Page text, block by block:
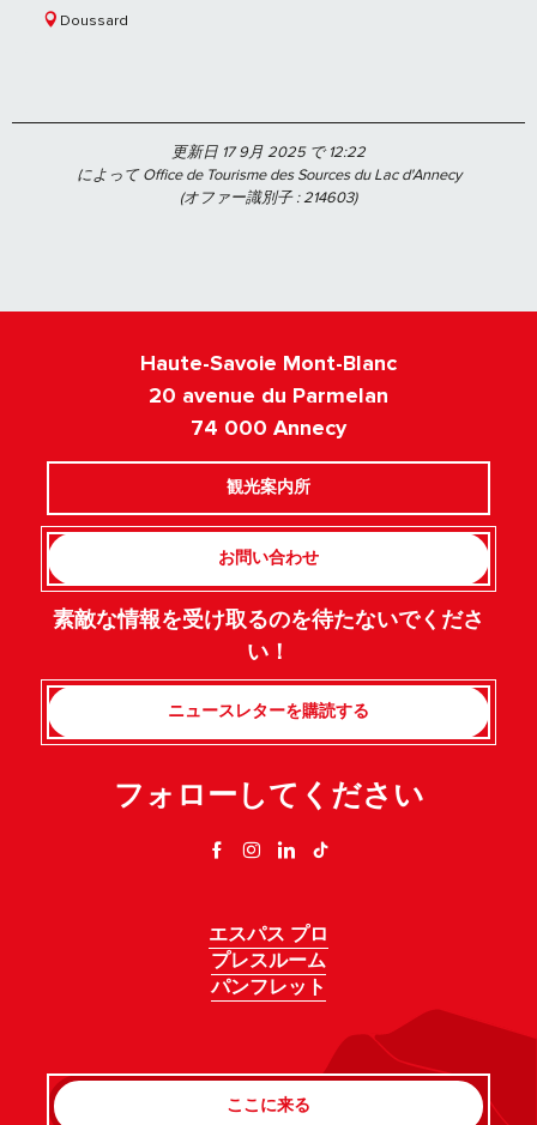
Doussard
更新日 17 9月 2025 で 12:22
によって Office de Tourisme des Sources du Lac d'Annecy
(オファー識別子 :214603)
Haute-Savoie Mont-Blanc
20 avenue du Parmelan
74 000 Annecy
観光案内所
お問い合わせ
素敵な情報を受け取るのを待たないでくださ
い！
ニュースレターを購読する
フォローしてください
エスパス プロ
プレスルーム
パンフレット
ここに来る